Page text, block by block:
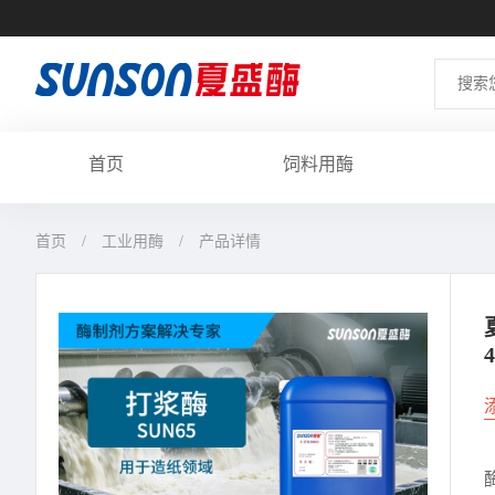
首页 饲料用酶
首页 工业用酶 产品详情